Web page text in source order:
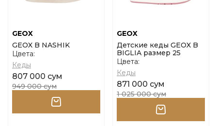
GEOX
GEOX B NASHIK
Цвета:
Кеды
807 000 сум
949 000 сум
GEOX
Детские кеды GEOX B
BIGLIA размер 25
Цвета:
Кеды
871 000 сум
1 025 000 сум